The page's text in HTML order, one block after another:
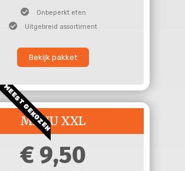
Onbeperkt eten
Uitgebreid assortiment
Bekijk pakket
MEEST GEKOZEN
MENU XXL
9,50